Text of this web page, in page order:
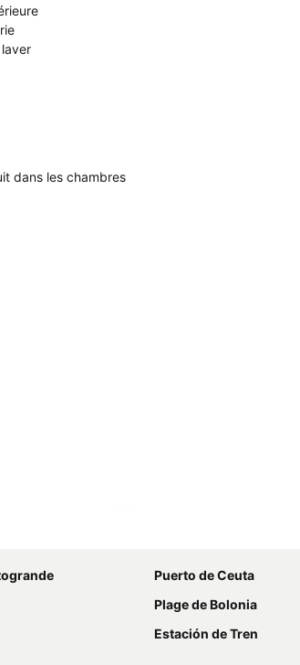
dans les chambres
Puerto de Ceuta
Plage de Bolonia
Estación de Tren